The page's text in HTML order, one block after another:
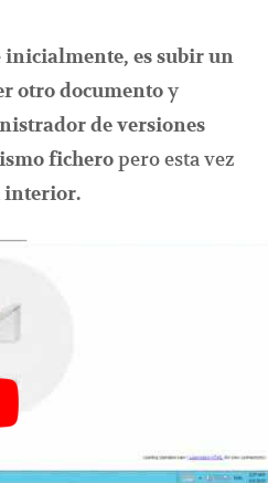
inicialmente, es subir un
otro documentoy
de versiones
ficheropero esta vez
interior.